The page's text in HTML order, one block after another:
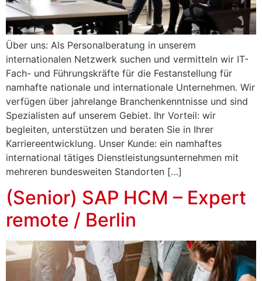
Über uns: Als Personalberatung in unserem
internationalen Netzwerk suchen und vermitteln wir IT-
Fach- und Führungskräfte für die Festanstellung für
namhafte nationale und internationale Unternehmen. Wir
verfügen über jahrelange Branchenkenntnisse und sind
Spezialisten auf unserem Gebiet. Ihr Vorteil: wir
begleiten, unterstützen und beraten Sie in Ihrer
Karriereentwicklung. Unser Kunde: ein namhaftes
international tätiges Dienstleistungsunternehmen mit
mehreren bundesweiten Standorten […]
(Senior) SAP HCM – Expert
remote / Berlin